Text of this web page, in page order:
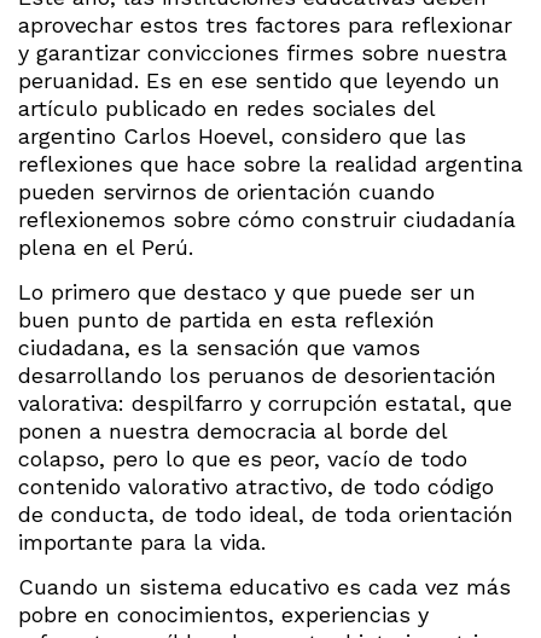
aprovechar estos tres factores para reflexionar
y garantizar convicciones firmes sobre nuestra
peruanidad. Es en ese sentido que leyendo un
artículo publicado en redes sociales del
argentino Carlos Hoevel, considero que las
reflexiones que hace sobre la realidad argentina
pueden servirnos de orientación cuando
reflexionemos sobre cómo construir ciudadanía
plena en el Perú.
Lo primero que destaco y que puede ser un
buen punto de partida en esta reflexión
ciudadana, es la sensación que vamos
desarrollando los peruanos de desorientación
valorativa: despilfarro y corrupción estatal, que
ponen a nuestra democracia al borde del
colapso, pero lo que es peor, vacío de todo
contenido valorativo atractivo, de todo código
de conducta, de todo ideal, de toda orientación
importante para la vida.
Cuando un sistema educativo es cada vez más
pobre en conocimientos, experiencias y